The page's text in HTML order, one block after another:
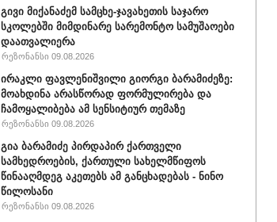
გივი მიქანაძემ სამცხე-ჯავახეთის საჯარო
სკოლებში მიმდინარე სარემონტო სამუშაოები
დაათვალიერა
რეზონანსი 09.08.2026
ირაკლი ფავლენიშვილი გიორგი ბარამიძეზე:
მოახდინა არასწორად ფორმულირება და
ჩამოყალიბება ამ სენსიტიურ თემაზე
რეზონანსი 09.08.2026
გია ბარამიძე პირდაპირ ქართველი
სამხედროების, ქართული სახელმწიფოს
წინააღმდეგ აკეთებს ამ განცხადებას - ნინო
წილოსანი
რეზონანსი 09.08.2026